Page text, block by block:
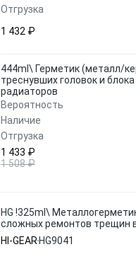
Отгрузка
1 432 ₽
444ml\ Герметик (металл/
треснувших головок и
радиаторов
Вероятность
Наличие
Отгрузка
1 433 ₽
1 508 ₽
HG !325ml\
сложных ремонтов трещин в
блоках и радиаторах
HI-GEAR HG9041